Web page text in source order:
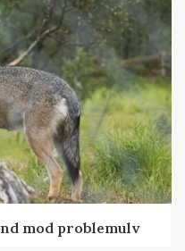
mod problemulv